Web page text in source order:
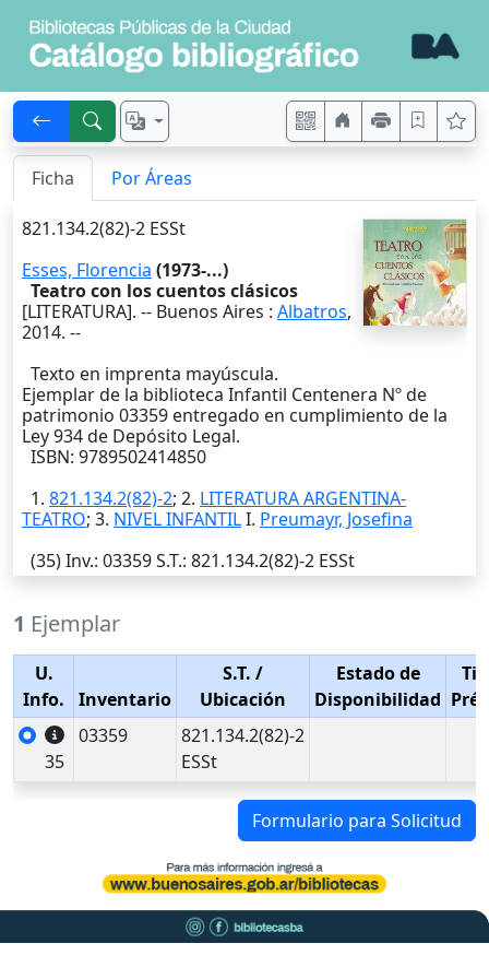
Ficha Por Áreas
821.134.2(82)-2 ESSt
Esses, Florencia (1973-...)
Teatro con los cuentos clásicos
[LITERATURA]. -- Buenos Aires : Albatros,
2014. --
Texto en imprenta mayúscula.
Ejemplar de la biblioteca Infantil Centenera Nº de
patrimonio 03359 entregado en cumplimiento de la
Ley 934 de Depósito Legal.
ISBN: 9789502414850
1. 821.134.2(82)-2; 2. LITERATURA ARGENTINA-
TEATRO; 3. NIVEL INFANTILI. Preumayr, Josefina
(35)Inv.: 03359S.T.: 821.134.2(82)-2 ESSt
1 Ejemplar
U.
Info.
Inventario
S.T. /
Ubicación
Estado de
Disponibilidad
35
03359
821.134.2(82)-2
ESSt
Formulario para Solicitud